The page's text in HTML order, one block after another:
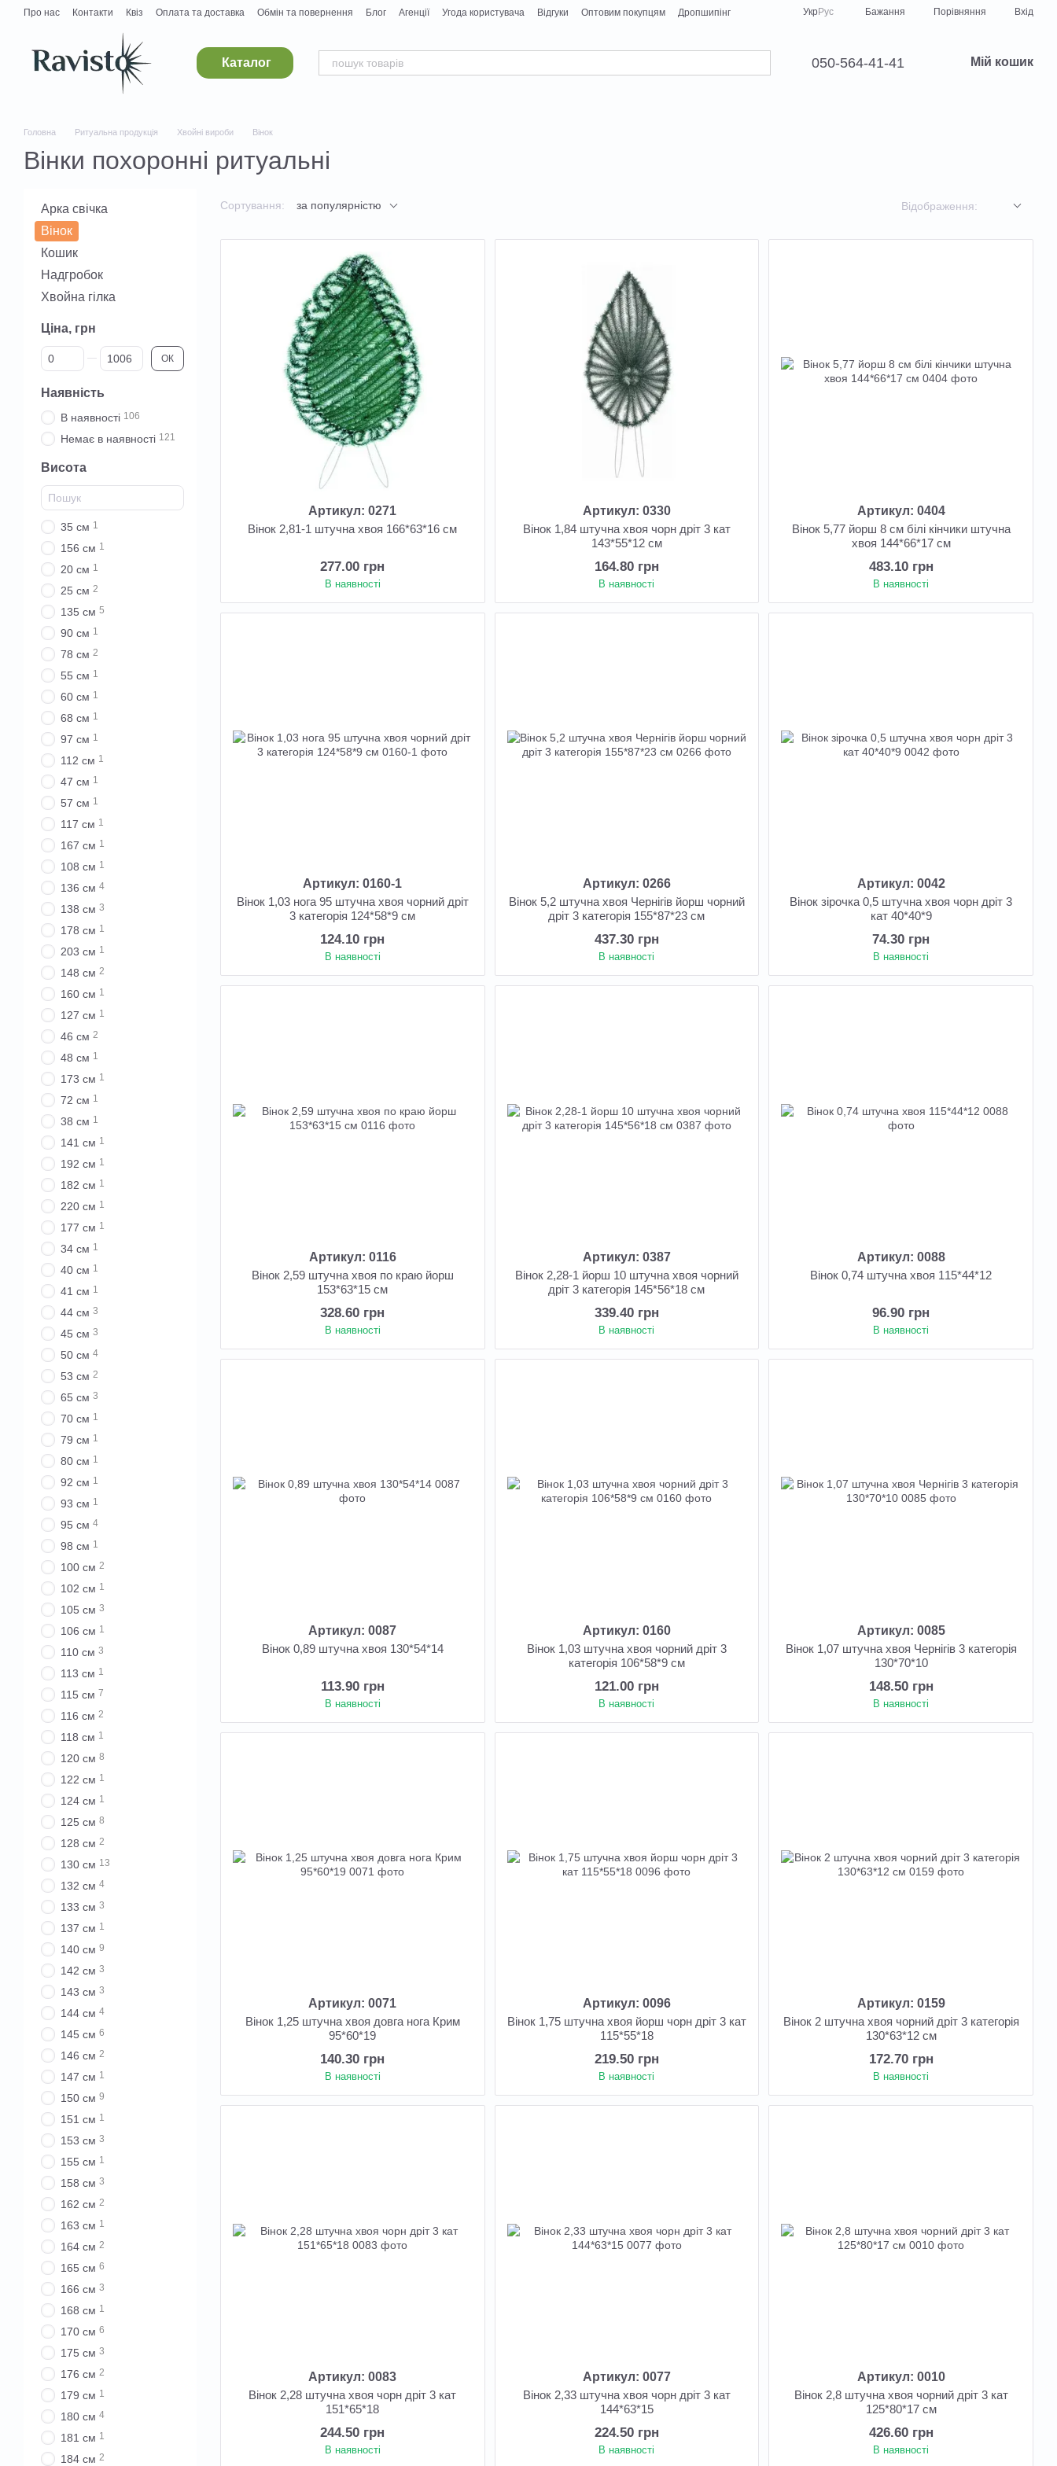
Перейти до основного контенту
Про нас Контакти Квіз Оплата та доставка Обмін та повернення Блог Агенції Угода користувача Відгуки Оптовим покупцям
Дропшипінг
УкрРус Бажання Порівняння Вхід
Каталог 050-564-41-41 Мій кошик
Головна Ритуальна продукція Хвойні вироби Вінок
Вінки похоронні ритуальні
Сортування: за популярністю Відображення:
Артикул: 0271
Вінок 2,81-1 штучна хвоя 166*63*16 см
277.00 грн
В наявності
Артикул: 0330
Вінок 1,84 штучна хвоя чорн дріт 3 кат
143*55*12 см
164.80 грн
В наявності
Артикул: 0404
Вінок 5,77 йорш 8 см білі кінчики штучна
хвоя 144*66*17 см
483.10 грн
В наявності
Артикул: 0160-1
Вінок 1,03 нога 95 штучна хвоя чорний дріт
3 категорія 124*58*9 см
124.10 грн
В наявності
Артикул: 0266
Вінок 5,2 штучна хвоя Чернігів йорш чорний
дріт 3 категорія 155*87*23 см
437.30 грн
В наявності
Артикул: 0042
Вінок зірочка 0,5 штучна хвоя чорн дріт 3
кат 40*40*9
74.30 грн
В наявності
Артикул: 0116
Вінок 2,59 штучна хвоя по краю йорш
153*63*15 см
328.60 грн
В наявності
Артикул: 0387
Вінок 2,28-1 йорш 10 штучна хвоя чорний
дріт 3 категорія 145*56*18 см
339.40 грн
В наявності
Артикул: 0088
Вінок 0,74 штучна хвоя 115*44*12
96.90 грн
В наявності
Артикул: 0087
Вінок 0,89 штучна хвоя 130*54*14
113.90 грн
В наявності
Артикул: 0160
Вінок 1,03 штучна хвоя чорний дріт 3
категорія 106*58*9 см
121.00 грн
В наявності
Артикул: 0085
Вінок 1,07 штучна хвоя Чернігів 3 категорія
130*70*10
148.50 грн
В наявності
Артикул: 0071
Вінок 1,25 штучна хвоя довга нога Крим
95*60*19
140.30 грн
В наявності
Артикул: 0096
Вінок 1,75 штучна хвоя йорш чорн дріт 3 кат
115*55*18
219.50 грн
В наявності
Артикул: 0159
Вінок 2 штучна хвоя чорний дріт 3 категорія
130*63*12 см
172.70 грн
В наявності
Артикул: 0083
Вінок 2,28 штучна хвоя чорн дріт 3 кат
151*65*18
244.50 грн
В наявності
Артикул: 0077
Вінок 2,33 штучна хвоя чорн дріт 3 кат
144*63*15
224.50 грн
В наявності
Артикул: 0010
Вінок 2,8 штучна хвоя чорний дріт 3 кат
125*80*17 см
426.60 грн
В наявності
Арка свічка
Вінок
Кошик
Надгробок
Хвойна гілка
Ціна, грн
Від Ціна, грн
До Ціна, грн ОК
Наявність
В наявності 106
Немає в наявності 121
Висота
35 см 1
156 см 1
20 см 1
25 см 2
135 см 5
90 см 1
78 см 2
55 см 1
60 см 1
68 см 1
97 см 1
112 см 1
47 см 1
57 см 1
117 см 1
167 см 1
108 см 1
136 см 4
138 см 3
178 см 1
203 см 1
148 см 2
160 см 1
127 см 1
46 см 2
48 см 1
173 см 1
72 см 1
38 см 1
141 см 1
192 см 1
182 см 1
220 см 1
177 см 1
34 см 1
40 см 1
41 см 1
44 см 3
45 см 3
50 см 4
53 см 2
65 см 3
70 см 1
79 см 1
80 см 1
92 см 1
93 см 1
95 см 4
98 см 1
100 см 2
102 см 1
105 см 3
106 см 1
110 см 3
113 см 1
115 см 7
116 см 2
118 см 1
120 см 8
122 см 1
124 см 1
125 см 8
128 см 2
130 см 13
132 см 4
133 см 3
137 см 1
140 см 9
142 см 3
143 см 3
144 см 4
145 см 6
146 см 2
147 см 1
150 см 9
151 см 1
153 см 3
155 см 1
158 см 3
162 см 2
163 см 1
164 см 2
165 см 6
166 см 3
168 см 1
170 см 6
175 см 3
176 см 2
179 см 1
180 см 4
181 см 1
184 см 2